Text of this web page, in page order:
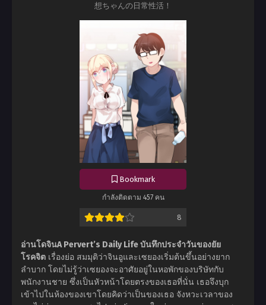
想ちゃんの日常性活！
Bookmark
กำลังติดตาม 457 คน
8
อ่านโดจินA Pervert’s Daily Life บันทึกประจำวันของยัย
โรคจิต เรื่องย่อ สมมุติว่าจินอูและเซยองเริ่มต้นขึ้นอย่างยาก
ลำบาก โดยไม่รู้ว่าเซยองจะอาศัยอยู่ในหอพักของบริษัทกับ
พนักงานชาย ซึ่งเป็นหัวหน้าโดยตรงของเธอที่นั่น เธอจึงบุก
เข้าไปในห้องของเขาโดยคิดว่าเป็นของเธอ จังหวะเวลาของ